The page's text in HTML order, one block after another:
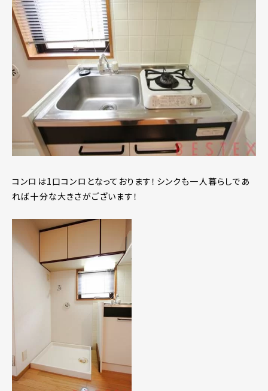
コンロは1口コンロとなっております！シンクも一人暮らしであ
れば十分な大きさがございます！